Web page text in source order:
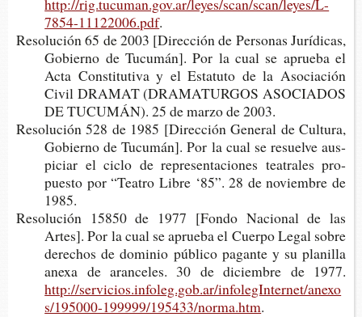
http://rig.tucuman.gov.ar/leyes/scan/scan/leyes/L-
7854-11122006.pdf.
Reso­lu­ción 65 de 2003 [Direc­ción de Per­so­nas Jurí­di­cas,
Gobierno de Tucu­mán]. Por la cual se aprue­ba el
Acta Cons­ti­tu­ti­va y el Esta­tu­to de la Aso­cia­ción
Civil DRA­MAT (DRA­MA­TUR­GOS ASO­CIA­DOS
DE TUCU­MÁN). 25 de marzo de 2003.
Reso­lu­ción 528 de 1985 [Direc­ción Gene­ral de Cul­tu­ra,
Gobierno de Tucu­mán]. Por la cual se resuel­ve aus­
pi­ciar el ciclo de repre­sen­ta­cio­nes tea­tra­les pro­
pues­to por “Tea­tro Libre ‘85”. 28 de noviem­bre de
1985.
Reso­lu­ción 15850 de 1977 [Fondo Nacio­nal de las
Artes]. Por la cual se aprue­ba el Cuer­po Legal sobre
dere­chos de domi­nio públi­co pagan­te y su pla­ni­lla
anexa de aran­ce­les. 30 de diciem­bre de 1977.
http://servicios.infoleg.gob.ar/infolegInternet/anexo
s/195000-199999/195433/norma.htm.